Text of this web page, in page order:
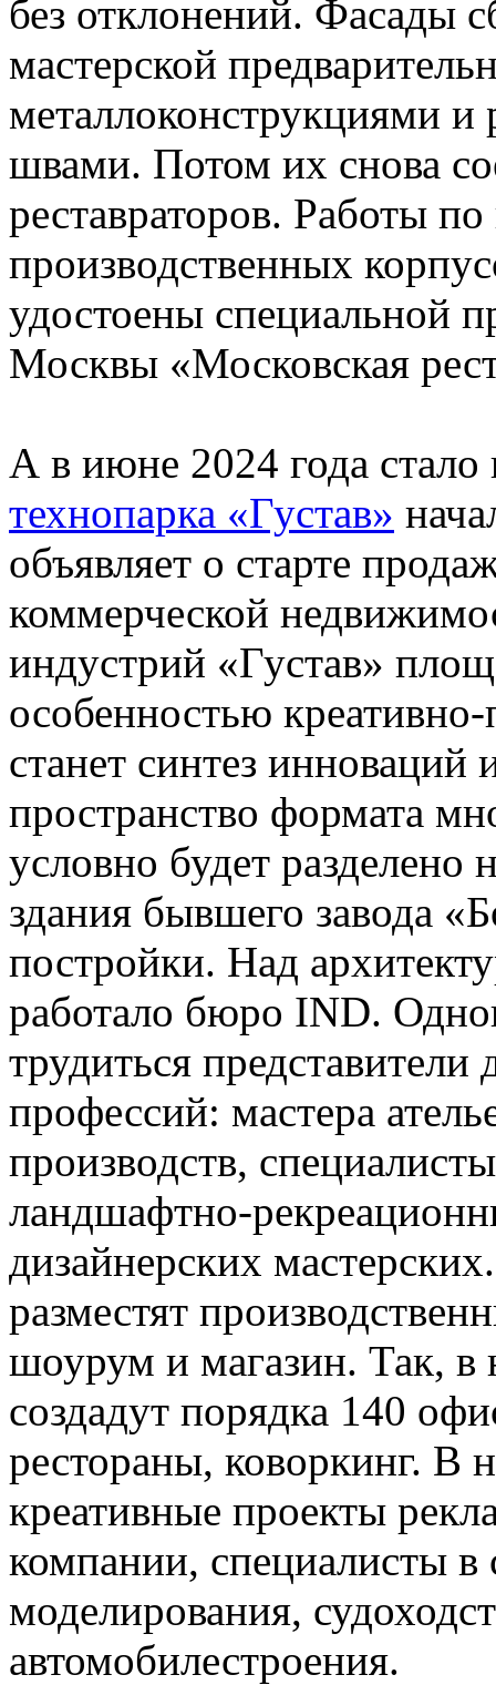
без отклонений. Фасады
мастерской
металлоконструкциями и
швами. Потом их снова
реставраторов. Работы
производственных
удостоены специальной
Москвы «Московская
А в июне 2024 года стало
технопарка «Густав»
объявляет о старте
коммерческой
индустрий «Густав»
особенностью креативно-
станет синтез
пространство формата
условно будет
здания бывшего завода
постройки. Над
работало бюро IND.
трудиться представители
профессий: мастера
производств,
ландшафтно-
дизайнерских
разместят
шоурум и магазин. Так,
создадут порядка 140
рестораны, коворкинг. В
креативные проекты
компании, специалисты в
моделирования,
автомобилестроения.